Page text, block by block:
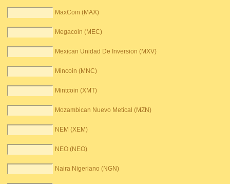
MaxCoin (MAX)
Megacoin (MEC)
Mexican Unidad De Inversion (MXV)
Mincoin (MNC)
Mintcoin (XMT)
Mozambican Nuevo Metical (MZN)
NEM (XEM)
NEO (NEO)
Naira Nigeriano (NGN)